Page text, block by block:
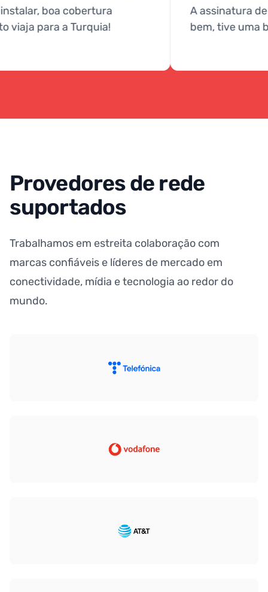
boa cobertura
viaja para a Turquia!
A assinatura
bem, tive uma
Provedores de rede
suportados
Trabalhamos em estreita colaboração com
marcas confiáveis e líderes de mercado em
conectividade, mídia e tecnologia ao redor do
mundo.